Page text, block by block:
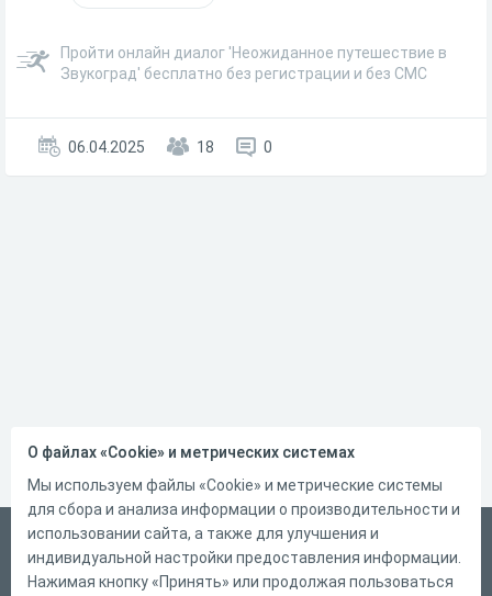
Пройти онлайн диалог 'Неожиданное путешествие в
Звукоград' бесплатно без регистрации и без СМС
06.04.2025 18 0
Русский
Справка
О файлах «Cookie» и метрических системах
Мы используем файлы «Cookie» и метрические системы
для сбора и анализа информации о производительности и
использовании сайта, а также для улучшения и
индивидуальной настройки предоставления информации.
Нажимая кнопку «Принять» или продолжая пользоваться